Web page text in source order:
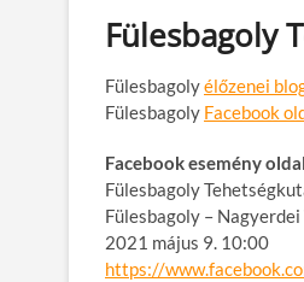
Fülesbagoly
Fülesbagolyélőzenei
Fülesbagoly Facebook
Facebook esemény
Fülesbagoly
Fülesbagoly –
2021 május 9. 10:00
https://